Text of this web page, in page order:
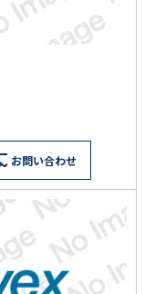
お問い合わせ